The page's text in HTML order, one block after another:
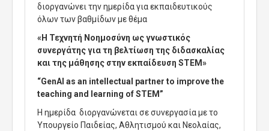
διοργανώνειτην ημερίδα για εκπαιδευτικούς
όλων των βαθμίδων με θέμα
«Η Τεχνητή Νοημοσύνη ως γνωστικός
συνεργάτης για τη βελτίωση της διδασκαλίας
και της μάθησης στην εκπαίδευση STEM»
“GenAI as an intellectual partner to improve the
teaching and learning of STEM”
Η ημερίδα διοργανώνεται σε συνεργασία με το
Υπουργείο Παιδείας, Αθλητισμού και Νεολαίας,